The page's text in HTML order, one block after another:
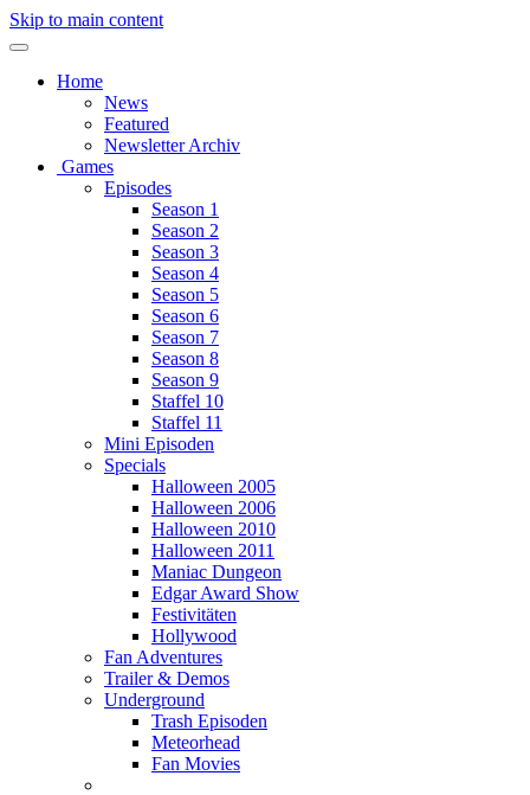
Skip to main content
Home
News
Featured
Newsletter Archiv
Games
Episodes
Season 1
Season 2
Season 3
Season 4
Season 5
Season 6
Season 7
Season 8
Season 9
Staffel 10
Staffel 11
Mini Episoden
Specials
Halloween 2005
Halloween 2006
Halloween 2010
Halloween 2011
Maniac Dungeon
Edgar Award Show
Festivitäten
Hollywood
Fan Adventures
Trailer & Demos
Underground
Trash Episoden
Meteorhead
Fan Movies